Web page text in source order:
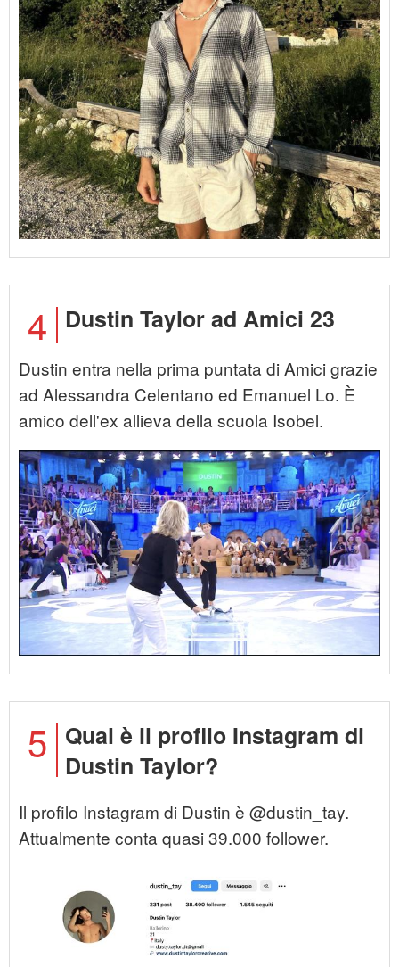
4 Dustin Taylor ad Amici 23
Dustin entra nella prima puntata di Amici grazie
ad Alessandra Celentano ed Emanuel Lo. È
amico dell'ex allieva della scuola Isobel.
5
Qual è il profilo Instagram di
Dustin Taylor?
Il profilo Instagram di Dustin è @dustin_tay.
Attualmente conta quasi 39.000 follower.